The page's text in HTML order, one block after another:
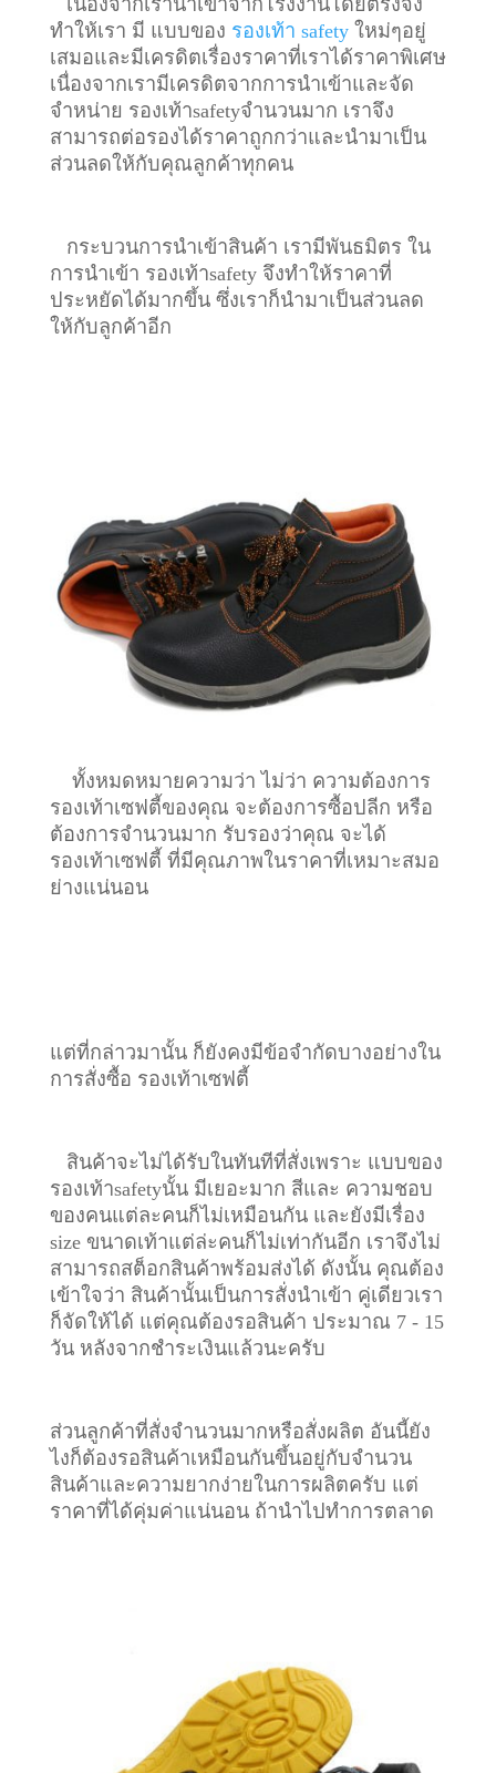
ทำให้เรา มี แบบของ รองเท้า safetyใหม่ๆอยู่
เสมอและมีเครดิตเรื่องราคาที่เราได้ราคาพิเศษ
เนื่องจากเรามีเครดิตจากการนำเข้าและจัด
จำหน่าย รองเท้าsafetyจำนวนมาก เราจึง
สามารถต่อรองได้ราคาถูกกว่าและนำมาเป็น
ส่วนลดให้กับคุณลูกค้าทุกคน
กระบวนการนำเข้าสินค้า เรามีพันธมิตร ใน
การนำเข้า รองเท้าsafety จึงทำให้ราคาที่
ประหยัดได้มากขึ้น ซึ่งเราก็นำมาเป็นส่วนลด
ให้กับลูกค้าอีก
ทั้งหมดหมายความว่า ไม่ว่า ความต้องการ
รองเท้าเซฟตี้ของคุณ จะต้องการซื้อปลีก หรือ
ต้องการจำนวนมาก รับรองว่าคุณ จะได้
รองเท้าเซฟตี้ ที่มีคุณภาพในราคาที่เหมาะสมอ
ย่างแน่นอน
แต่ที่กล่าวมานั้น ก็ยังคงมีข้อจำกัดบางอย่างใน
การสั่งซื้อ รองเท้าเซฟตี้
สินค้าจะไม่ได้รับในทันทีที่สั่งเพราะ แบบของ
รองเท้าsafetyนั้น มีเยอะมาก สีและ ความชอบ
ของคนแต่ละคนก็ไม่เหมือนกัน และยังมีเรื่อง
size ขนาดเท้าแต่ล่ะคนก็ไม่เท่ากันอีก เราจึงไม่
สามารถสต็อกสินค้าพร้อมส่งได้ ดังนั้น คุณต้อง
เข้าใจว่า สินค้านั้นเป็นการสั่งนำเข้า คู่เดียวเรา
ก็จัดให้ได้ แต่คุณต้องรอสินค้า ประมาณ 7 - 15
วัน หลังจากชำระเงินแล้วนะครับ
ส่วนลูกค้าที่สั่งจำนวนมากหรือสั่งผลิต อันนี้ยัง
ไงก็ต้องรอสินค้าเหมือนกันขึ้นอยู่กับจำนวน
สินค้าและความยากง่ายในการผลิตครับ แต่
ราคาที่ได้คุ่มค่าแน่นอน ถ้านำไปทำการตลาด